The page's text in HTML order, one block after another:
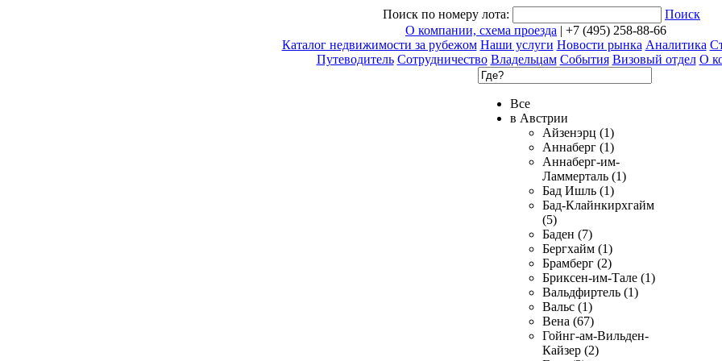
Поиск по номеру лота:
Поиск
О компании, схема проезда | +7 (495) 258-88-66
Каталог недвижимости за рубежом Наши услуги Новости рынка Аналитика
Путеводитель Сотрудничество Владельцам События Визовый отдел О
Все
в Австрии
Айзенэрц (1)
Аннаберг (1)
Аннаберг-им-
Ламмерталь (1)
Бад Ишль (1)
Бад-Клайнкирхгайм
(5)
Баден (7)
Бергхайм (1)
Брамберг (2)
Бриксен-им-Тале (1)
Вальдфиртель (1)
Вальс (1)
Вена (67)
Гойнг-ам-Вильден-
Кайзер (2)